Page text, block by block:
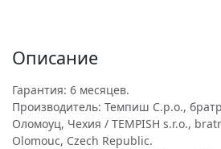
Описание
Гарантия: 6 месяцев.
Производитель: Темпиш С.р.о.,
Оломоуц, Чехия / TEMPISH s.r.o.,
Olomouc, Czech Republic.